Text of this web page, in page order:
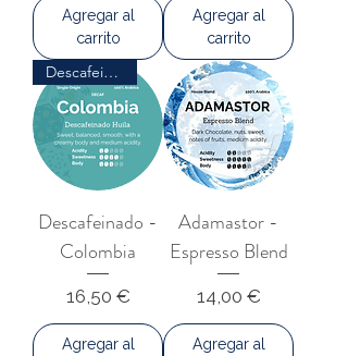
Agregar al
carrito
Agregar al
carrito
Descafeinado
Descafeinado -
Colombia
Precio
16,50 €
Agregar al
Adamastor -
Espresso Blend
Precio
14,00 €
Agregar al